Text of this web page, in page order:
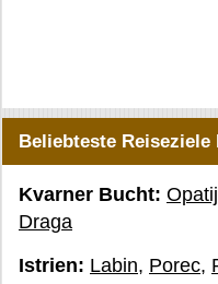
Beliebteste Reiseziele
Kvarner Bucht:
Draga
Istrien: Labin, Porec,